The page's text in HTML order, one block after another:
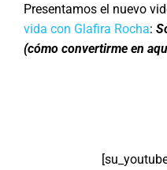
Presentamos el nuevo
vida con Glafira Rocha:
(cómo convertirme en